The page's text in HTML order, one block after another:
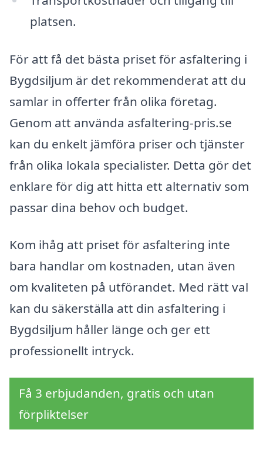
platsen.
För att få det bästa priset för asfaltering i
Bygdsiljum är det rekommenderat att du
samlar in offerter från olika företag.
Genom att använda asfaltering-pris.se
kan du enkelt jämföra priser och tjänster
från olika lokala specialister. Detta gör det
enklare för dig att hitta ett alternativ som
passar dina behov och budget.
Kom ihåg att priset för asfaltering inte
bara handlar om kostnaden, utan även
om kvaliteten på utförandet. Med rätt val
kan du säkerställa att din asfaltering i
Bygdsiljum håller länge och ger ett
professionellt intryck.
Få 3 erbjudanden, gratis och utan
förpliktelser